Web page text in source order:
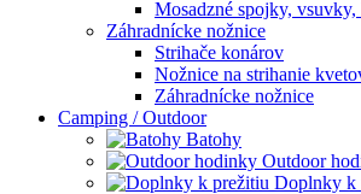
Mosadzné spojky,
Záhradnícke nožnice
Strihače konárov
Nožnice na strihanie
Záhradnícke nožnice
Camping / Outdoor
Batohy
Outdoor
Doplnky k